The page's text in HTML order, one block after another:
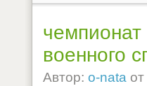
военного
Автор: o-nata от